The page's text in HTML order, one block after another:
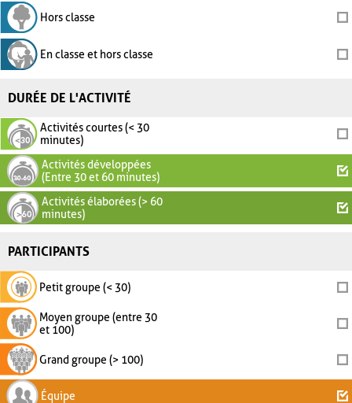
Hors classe
En classe et hors classe
DURÉE DE L'ACTIVITÉ
Activités courtes (< 30
minutes)
Activités développées
(Entre 30 et 60 minutes)
Activités élaborées (> 60
minutes)
PARTICIPANTS
Petit groupe (< 30)
Moyen groupe (entre 30
et 100)
Grand groupe (> 100)
Équipe